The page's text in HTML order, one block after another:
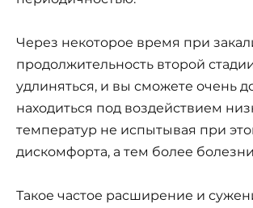
Через некоторое время при
продолжительность второй
удлиняться, и вы сможете очень
находиться под воздействием
температур не испытывая при
дискомфорта, а тем более
Такое частое расширение и